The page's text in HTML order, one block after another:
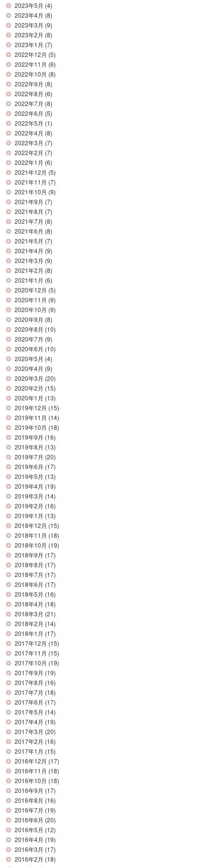
2023年5月 (4)
2023年4月 (8)
2023年3月 (9)
2023年2月 (8)
2023年1月 (7)
2022年12月 (5)
2022年11月 (6)
2022年10月 (8)
2022年9月 (8)
2022年8月 (6)
2022年7月 (8)
2022年6月 (5)
2022年5月 (1)
2022年4月 (8)
2022年3月 (7)
2022年2月 (7)
2022年1月 (6)
2021年12月 (5)
2021年11月 (7)
2021年10月 (9)
2021年9月 (7)
2021年8月 (7)
2021年7月 (8)
2021年6月 (8)
2021年5月 (7)
2021年4月 (9)
2021年3月 (9)
2021年2月 (8)
2021年1月 (6)
2020年12月 (5)
2020年11月 (9)
2020年10月 (9)
2020年9月 (8)
2020年8月 (10)
2020年7月 (9)
2020年6月 (10)
2020年5月 (4)
2020年4月 (9)
2020年3月 (20)
2020年2月 (15)
2020年1月 (13)
2019年12月 (15)
2019年11月 (14)
2019年10月 (18)
2019年9月 (16)
2019年8月 (13)
2019年7月 (20)
2019年6月 (17)
2019年5月 (13)
2019年4月 (19)
2019年3月 (14)
2019年2月 (16)
2019年1月 (13)
2018年12月 (15)
2018年11月 (18)
2018年10月 (19)
2018年9月 (17)
2018年8月 (17)
2018年7月 (17)
2018年6月 (17)
2018年5月 (16)
2018年4月 (18)
2018年3月 (21)
2018年2月 (14)
2018年1月 (17)
2017年12月 (15)
2017年11月 (15)
2017年10月 (19)
2017年9月 (19)
2017年8月 (16)
2017年7月 (18)
2017年6月 (17)
2017年5月 (14)
2017年4月 (19)
2017年3月 (20)
2017年2月 (16)
2017年1月 (15)
2016年12月 (17)
2016年11月 (18)
2016年10月 (18)
2016年9月 (17)
2016年8月 (16)
2016年7月 (19)
2016年6月 (20)
2016年5月 (12)
2016年4月 (19)
2016年3月 (17)
2016年2月 (18)